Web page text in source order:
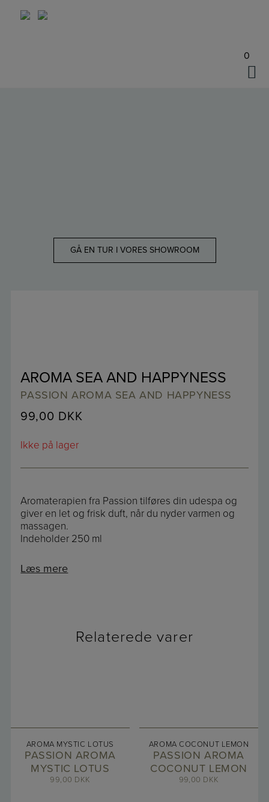
0
GÅ EN TUR I VORES SHOWROOM
AROMA SEA AND HAPPYNESS
PASSION AROMA SEA AND HAPPYNESS
99,00 DKK
Ikke på lager
Aromaterapien fra Passion tilføres din udespa og
giver en let og frisk duft, når du nyder varmen og
massagen.
Indeholder 250 ml
Læs mere
Relaterede varer
AROMA MYSTIC LOTUS
PASSION AROMA
MYSTIC LOTUS
99,00 DKK
AROMA COCONUT LEMON
PASSION AROMA
COCONUT LEMON
99,00 DKK